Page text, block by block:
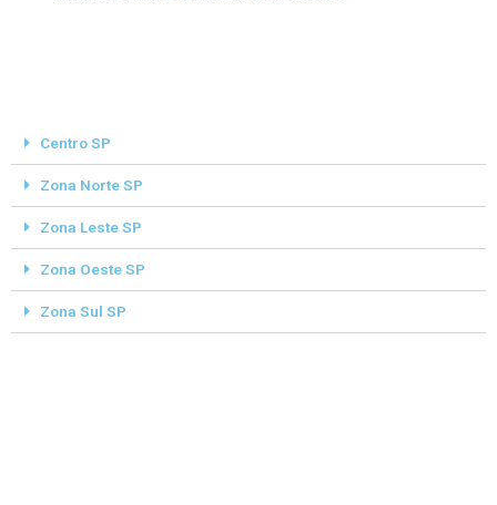
Centro SP
Zona Norte SP
Zona Leste SP
Zona Oeste SP
Zona Sul SP